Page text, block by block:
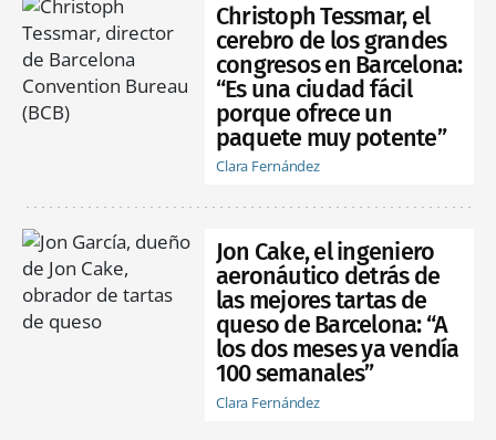
Christoph Tessmar, el
cerebro de los grandes
congresos en Barcelona:
“Es una ciudad fácil
porque ofrece un
paquete muy potente”
Clara Fernández
Jon Cake, el ingeniero
aeronáutico detrás de
las mejores tartas de
queso de Barcelona: “A
los dos meses ya vendía
100 semanales”
Clara Fernández